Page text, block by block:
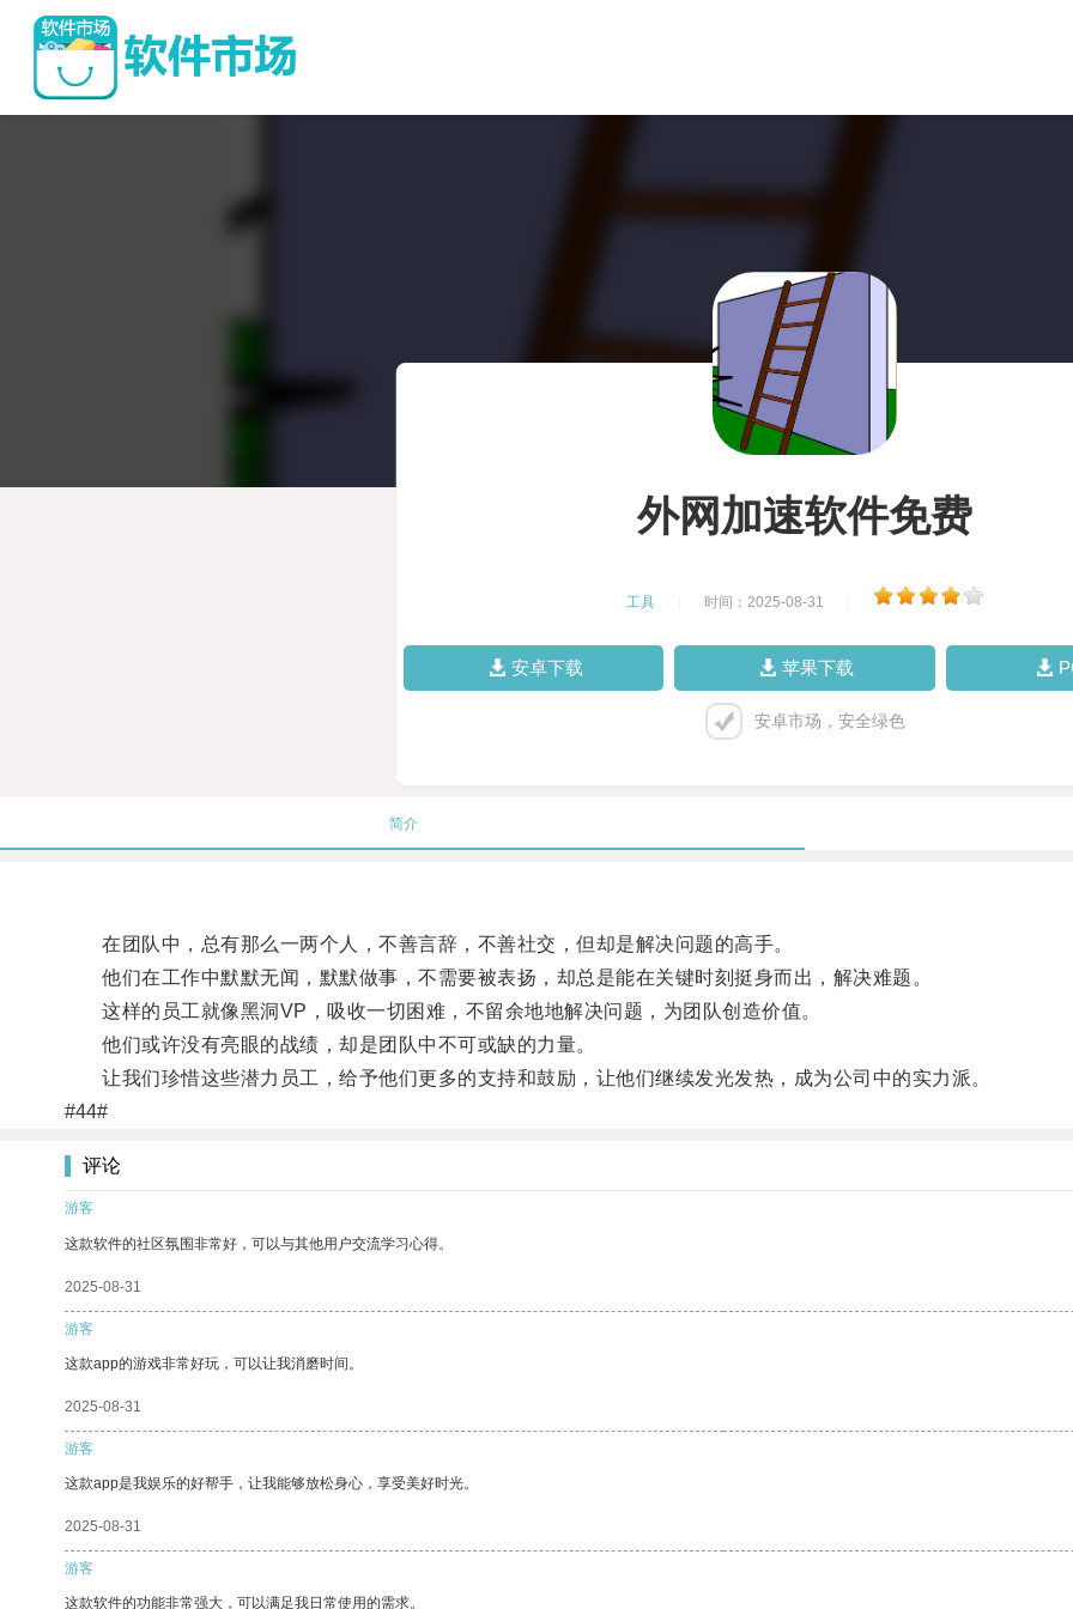
外网加速软件免费
工具 时间：2025-08-31
安卓下载 苹果下载
安卓市场，安全绿色
简介
在团队中，总有那么一两个人，不善言辞，不善社交，但却是解决问题的高手。
他们在工作中默默无闻，默默做事，不需要被表扬，却总是能在关键时刻挺身而出，解决难题。
这样的员工就像黑洞VP，吸收一切困难，不留余地地解决问题，为团队创造价值。
他们或许没有亮眼的战绩，却是团队中不可或缺的力量。
让我们珍惜这些潜力员工，给予他们更多的支持和鼓励，让他们继续发光发热，成为公司中的实力派。
#44#
评论
游客
这款软件的社区氛围非常好，可以与其他用户交流学习心得。
2025-08-31
游客
这款app的游戏非常好玩，可以让我消磨时间。
2025-08-31
游客
这款app是我娱乐的好帮手，让我能够放松身心，享受美好时光。
2025-08-31
游客
这款软件的功能非常强大，可以满足我日常使用的需求。